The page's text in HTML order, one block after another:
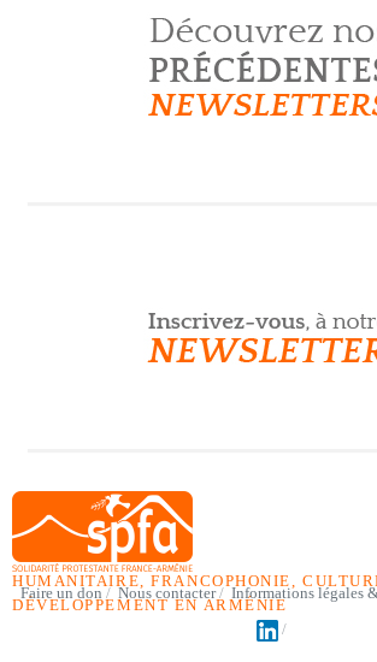
HUMANITAIRE, FRANCOPHONIE,
DÉVELOPPEMENT EN ARMÉNIE
Faire un don Nous contacter Informations légales